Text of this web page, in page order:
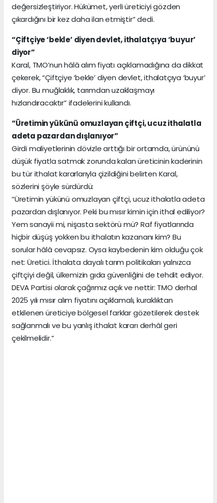
değersizleştiriyor. Hükümet, yerli üreticiyi gözden
çıkardığını bir kez daha ilan etmiştir” dedi.
“Çiftçiye ‘bekle’ diyen devlet, ithalatçıya ‘buyur’
diyor”
Karal, TMO’nun hâlâ alım fiyatı açıklamadığına da dikkat
çekerek, “Çiftçiye ‘bekle’ diyen devlet, ithalatçıya ‘buyur’
diyor. Bu muğlaklık, tarımdan uzaklaşmayı
hızlandıracaktır” ifadelerini kullandı.
“Üretimin yükünü omuzlayan çiftçi, ucuz ithalatla
adeta pazardan dışlanıyor”
Girdi maliyetlerinin dövizle arttığı bir ortamda, ürününü
düşük fiyatla satmak zorunda kalan üreticinin kaderinin
bu tür ithalat kararlarıyla çizildiğini belirten Karal,
sözlerini şöyle sürdürdü:
“Üretimin yükünü omuzlayan çiftçi, ucuz ithalatla adeta
pazardan dışlanıyor. Peki bu mısır kimin için ithal ediliyor?
Yem sanayii mi, nişasta sektörü mü? Raf fiyatlarında
hiçbir düşüş yokken bu ithalatın kazananı kim? Bu
sorular hâlâ cevapsız. Oysa kaybedenin kim olduğu çok
net: Üretici. İthalata dayalı tarım politikaları yalnızca
çiftçiyi değil, ülkemizin gıda güvenliğini de tehdit ediyor.
DEVA Partisi olarak çağrımız açık ve nettir: TMO derhal
2025 yılı mısır alım fiyatını açıklamalı, kuraklıktan
etkilenen üreticiye bölgesel farklar gözetilerek destek
sağlanmalı ve bu yanlış ithalat kararı derhâl geri
çekilmelidir.”